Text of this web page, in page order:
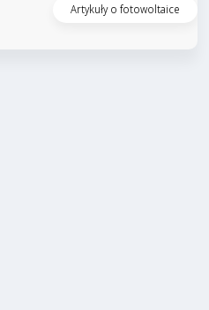
Artykuły o fotowoltaice